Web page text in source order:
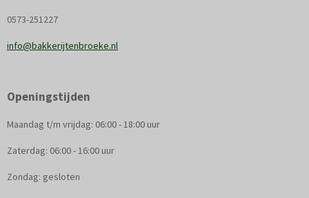
0573-251227
info@bakkerijtenbroeke.nl
Openingstijden
Maandag t/m vrijdag: 06:00 - 18:00 uur
Zaterdag: 06:00 - 16:00 uur
Zondag: gesloten